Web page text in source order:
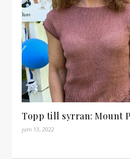
Topp till syrran: Mount
juni 13, 2022